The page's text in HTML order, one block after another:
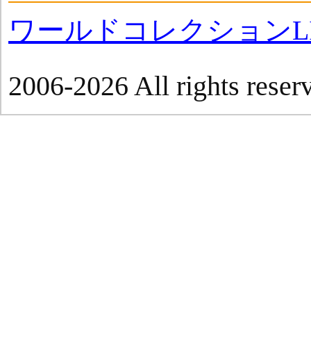
ワールドコレクション
2006-2026 All rights